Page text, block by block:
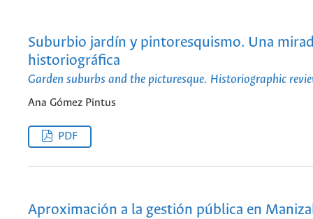
Suburbio jardín y pintoresquismo. Una
historiográfica
Garden suburbs and the picturesque. Historiographic
Ana Gómez Pintus
PDF
Aproximación a la gestión pública en